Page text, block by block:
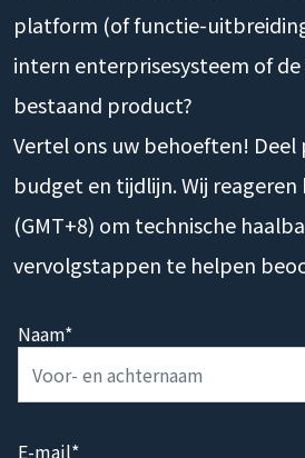
platform (of functie-
intern enterprisesysteem of
bestaand product?
Vertel ons uw behoeften!
budget en tijdlijn. Wij
(GMT+8) om technische
vervolgstappen te helpen
Naam*
E-mail*